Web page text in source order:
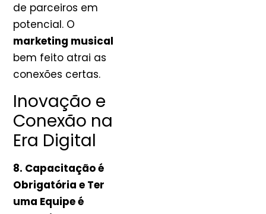
de parceiros em
potencial. O
marketing musical
bem feito atrai as
conexões certas.
Inovação e
Conexão na
Era Digital
8. Capacitação é
Obrigatória e Ter
uma Equipe é